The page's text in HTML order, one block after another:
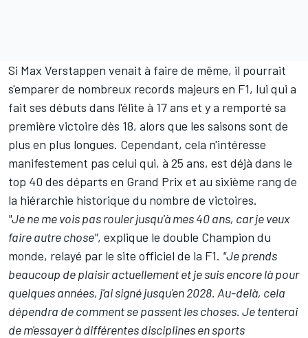
Si Max Verstappen venait à faire de même, il pourrait
s'emparer de nombreux records majeurs en F1, lui qui a
fait ses débuts dans l'élite à 17 ans et y a remporté sa
première victoire dès 18, alors que les saisons sont de
plus en plus longues. Cependant, cela n'intéresse
manifestement pas celui qui, à 25 ans, est déjà dans le
top 40 des départs en Grand Prix et au sixième rang de
la hiérarchie historique du nombre de victoires.
"Je ne me vois pas rouler jusqu'à mes 40 ans, car je veux
faire autre chose", explique le double Champion du
monde, relayé par le site officiel de la F1. "Je prends
beaucoup de plaisir actuellement et je suis encore là pour
quelques années, j'ai signé jusqu'en 2028. Au-delà, cela
dépendra de comment se passent les choses. Je tenterai
de m'essayer à différentes disciplines en sports